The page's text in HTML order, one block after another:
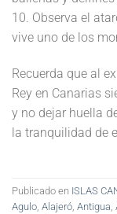
10. Observa el
vive uno de los
Recuerda que al
Rey en Canarias
y no dejar huella
la tranquilidad de
Publicado en ISLAS
Agulo, Alajeró, Antigua,